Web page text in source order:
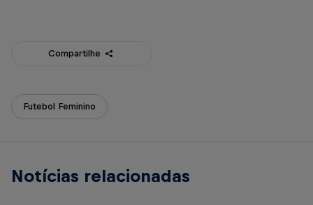
Compartilhe
Futebol Feminino
Notícias relacionadas